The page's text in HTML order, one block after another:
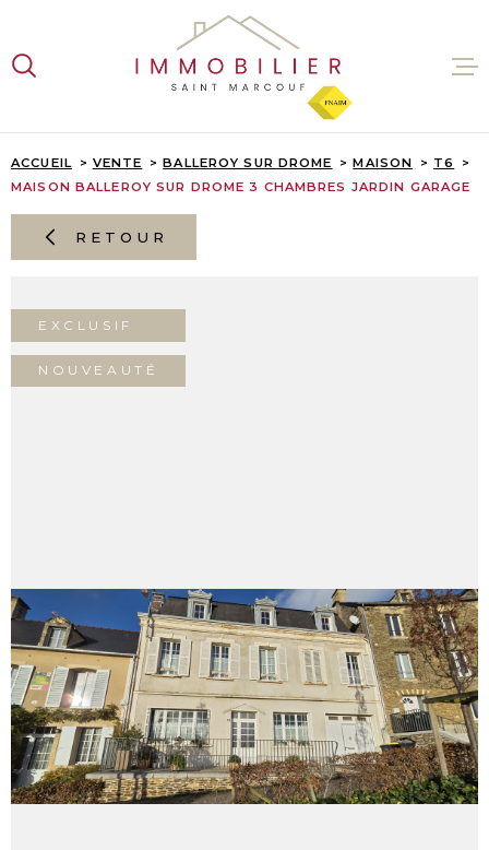
la
recherche
menu
principal
contenu
ACCUEIL VENTE BALLEROY SUR DROME MAISON
T6
MAISON BALLEROY SUR DROME 3 CHAMBRES JARDIN GARAGE
RETOUR
EXCLUSIF
NOUVEAUTÉ